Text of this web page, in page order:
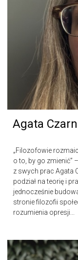
Agata
„Filozofowie
o to, by go zmienić”
z swych prac Agata
podział na teorię i
jednocześnie
stronie filozofii
rozumienia opresji...